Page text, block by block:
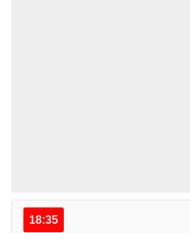
18:35